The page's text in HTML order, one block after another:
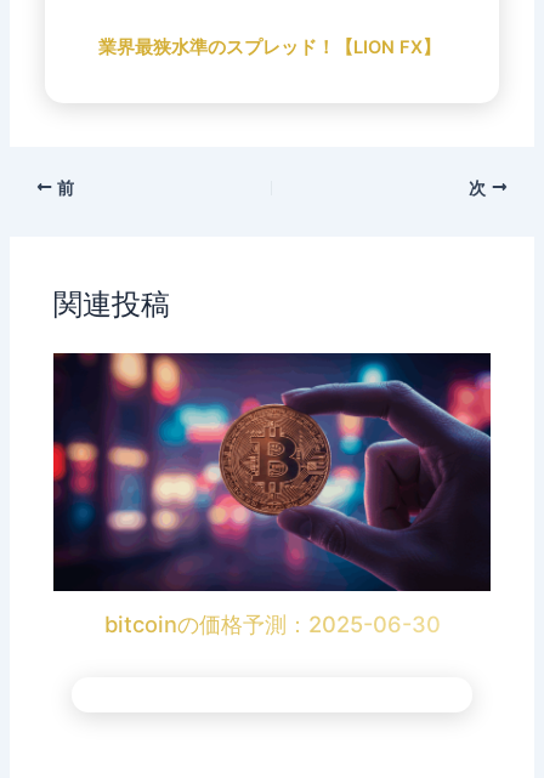
業界最狭水準のスプレッド！【LION FX】
前 次
関連投稿
bitcoinの価格予測：2025-06-30